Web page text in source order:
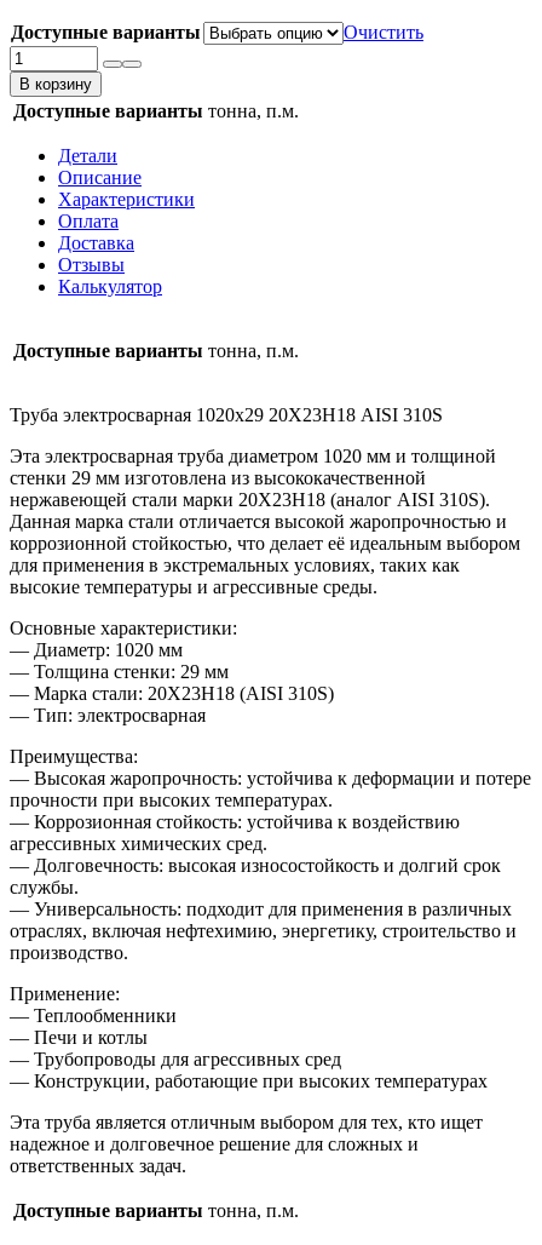
Доступные варианты
Очистить
Количество
товара
Труба
электросварная
20Х23Н18
AISI
310S
В корзину
Доступные варианты тонна, п.м.
Детали
Описание
Характеристики
Оплата
Доставка
Отзывы
Калькулятор
Доступные варианты тонна, п.м.
Труба электросварная 1020х29 20Х23Н18 AISI 310S
Эта электросварная труба диаметром 1020 мм и толщиной
стенки 29 мм изготовлена из высококачественной
нержавеющей стали марки 20Х23Н18 (аналог AISI 310S).
Данная марка стали отличается высокой жаропрочностью и
коррозионной стойкостью, что делает её идеальным выбором
для применения в экстремальных условиях, таких как
высокие температуры и агрессивные среды.
Основные характеристики:
— Диаметр: 1020 мм
— Толщина стенки: 29 мм
— Марка стали: 20Х23Н18 (AISI 310S)
— Тип: электросварная
Преимущества:
— Высокая жаропрочность: устойчива к деформации и потере
прочности при высоких температурах.
— Коррозионная стойкость: устойчива к воздействию
агрессивных химических сред.
— Долговечность: высокая износостойкость и долгий срок
службы.
— Универсальность: подходит для применения в различных
отраслях, включая нефтехимию, энергетику, строительство и
производство.
Применение:
— Теплообменники
— Печи и котлы
— Трубопроводы для агрессивных сред
— Конструкции, работающие при высоких температурах
Эта труба является отличным выбором для тех, кто ищет
надежное и долговечное решение для сложных и
ответственных задач.
Доступные варианты тонна, п.м.